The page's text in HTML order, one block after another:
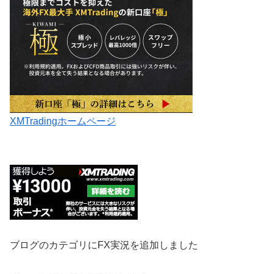
XMTradingホームページ
ブログのカテゴリにFX実況を追加しました